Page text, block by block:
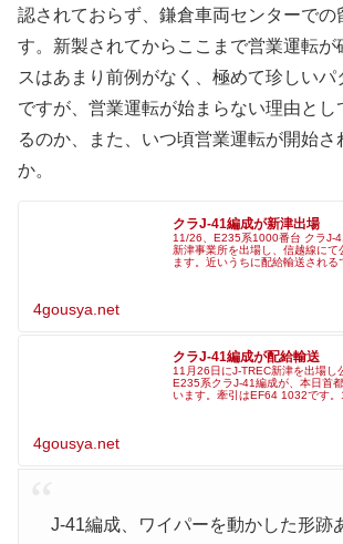
認されておらず、鎌倉車両センターでの
す。新製されてからここまで営業運転が
スはあまり前例がなく、極めて珍しいパ
ですが、営業運転が始まらない理由とし
るのか、また、いつ頃営業運転が開始さ
か。
クラJ-41編成が新津出場
11/26、E235系1000番台 クラJ-
新津事業所を出場し、信越線に
ます。近いうちに配給輸送され
4gousya.net
クラJ-41編成が配給輸送
11月26日にJ-TREC新津を出場し
E235系クラJ-41編成が、本日首
います。牽引はEF64 1032です。
4gousya.net
J-41編成、ワイパーを動かした形跡